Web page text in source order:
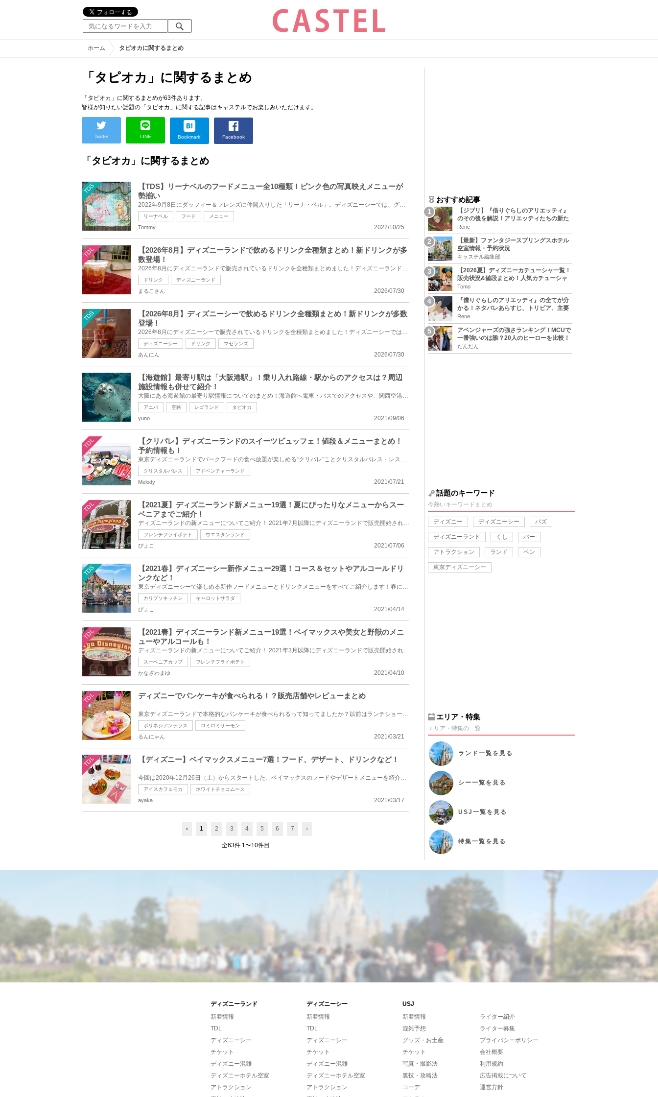
ホーム タピオカに関するまとめ
「タピオカ」に関するまとめ
「タピオカ」に関するまとめが63件あります。
皆様が知りたい話題の「タピオカ」に関する記事はキャステルでお楽しみいただけます。
Twitter LINE Bookmark! Facebook
「タピオカ」に関するまとめ
TDS
【TDS】リーナベルのフードメニュー全10種類！ピンク色の写真映えメニューが
勢揃い
2022年9月8日にダッフィー＆フレンズに仲間入りした「リーナ・ベル」。ディズニーシーでは、グッズだけ...
リーナベル フード メニュー
2022/10/25
Tommy
TDL
【2026年8月】ディズニーランドで飲めるドリンク全種類まとめ！新ドリンクが多
数登場！
2026年8月にディズニーランドで販売されているドリンクを全種類まとめました！ディズニーランドではジュ...
ドリンク ディズニーランド
2026/07/30
まるこさん
TDS
【2026年8月】ディズニーシーで飲めるドリンク全種類まとめ！新ドリンクが多数
登場！
2026年8月にディズニーシーで販売されているドリンクを全種類まとめました！ディズニーシーではジュース...
ディズニーシー ドリンク マゼランズ
2026/07/30
あんにん
【海遊館】最寄り駅は「大阪港駅」！乗り入れ路線・駅からのアクセスは？周辺
施設情報も併せて紹介！
大阪にある海遊館の最寄り駅情報についてのまとめ！海遊館へ電車・バスでのアクセスや、関西空港・伊丹...
アニパ 空路 レゴランド タピオカ
2021/09/06
yuno
TDL
【クリパレ】ディズニーランドのスイーツビュッフェ！値段＆メニューまとめ！
予約情報も！
東京ディズニーランドでパークフードの食べ放題が楽しめる“クリパレ”ことクリスタルパレス・レストラン...
クリスタルパレス アドベンチャーランド
2021/07/21
Melody
TDL
【2021夏】ディズニーランド新メニュー19選！夏にぴったりなメニューからスー
ベニアまでご紹介！
ディズニーランドの新メニューについてご紹介！ 2021年7月以降にディズニーランドで販売開始されたメニ...
フレンチフライポテト ウエスタンランド
2021/07/06
ぴょこ
TDS
【2021春】ディズニーシー新作メニュー29選！コース＆セットやアルコールドリ
ンクなど！
東京ディズニーシーで楽しめる新作フードメニューとドリンクメニューをすべてご紹介します！春にぴった...
カリプソキッチン キャロットサラダ
2021/04/14
ぴょこ
TDL
【2021春】ディズニーランド新メニュー19選！ベイマックスや美女と野獣のメニ
ューやアルコールも！
ディズニーランドの新メニューについてご紹介！ 2021年3月以降にディズニーランドで販売開始されたメニ...
スーベニアカップ フレンチフライポテト
2021/04/10
かなざわまゆ
TDL ディズニーでパンケーキが食べられる！？販売店舗やレビューまとめ
東京ディズニーランドで本格的なパンケーキが食べられるって知ってましたか？以前はランチショーを行っ...
ポリネシアンテラス ロミロミサーモン
2021/03/21
るんにゃん
TDL 【ディズニー】ベイマックスメニュー7選！フード、デザート、ドリンクなど！
今回は2020年12月26日（土）からスタートした、ベイマックスのフードやデザートメニューを紹介します♪か...
アイスカフェモカ ホワイトチョコムース
2021/03/17
ayaka
‹ 1 2 3 4 5 6 7 ›
全63件 1〜10件目
おすすめ記事
【ジブリ】『借りぐらしのアリエッティ』
のその後を解説！アリエッティたちの新た
な住処は？翔の病気は治る？
Rene
【最新】ファンタジースプリングスホテル
空室情報・予約状況
キャステル編集部
【2026夏】ディズニーカチューシャ一覧！
販売状況&値段まとめ！人気カチューシャ
をチェック
Tomo
『借りぐらしのアリエッティ』の全てが分
かる！ネタバレあらすじ、トリビア、主要
キャラまとめ！
Rene
アベンジャーズの強さランキング！MCUで
一番強いのは誰？20人のヒーローを比較！
だんだん
話題のキーワード
今熱いキーワードまとめ
ディズニー ディズニーシー バズ
ディズニーランド くし バー
アトラクション ランド ペン
東京ディズニーシー
エリア・特集
エリア・特集の一覧
ランド 一覧を見る
シー一覧を見る
USJ 一覧を見る
特集一覧を見る
ディズニーランド ディズニーシー
USJ
新着情報
TDL
ディズニーシー
チケット
ディズニー混雑
ディズニーホテル空室
アトラクション
新着情報
TDL
ディズニーシー
チケット
ディズニー混雑
ディズニーホテル空室
アトラクション
新着情報
混雑予想
グッズ・お土産
チケット
写真・撮影法
裏技・攻略法
コーデ
ライター紹介
ライター募集
プライバシーポリシー
会社概要
利用規約
広告掲載について
運営方針